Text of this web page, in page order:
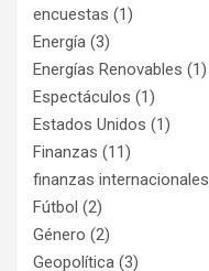
encuestas (1)
Energía (3)
Energías Renovables (1)
Espectáculos (1)
Estados Unidos (1)
Finanzas (11)
finanzas internacionales
Fútbol (2)
Género (2)
Geopolítica (3)